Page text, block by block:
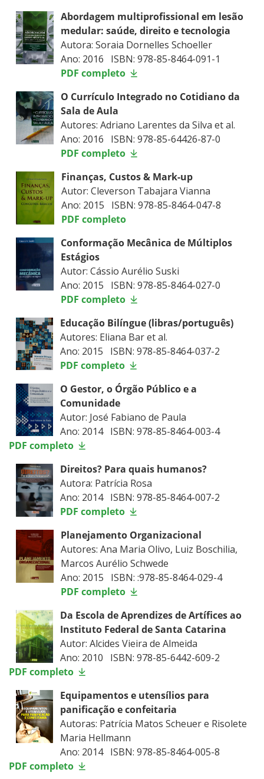
Abordagem multiprofissional em lesão
medular: saúde, direito e tecnologia
Autora: Soraia Dornelles Schoeller
Ano: 2016 ISBN: 978-85-8464-091-1
PDF completo
O Currículo Integrado no Cotidiano da
Sala de Aula
Autores: Adriano Larentes da Silva et al.
Ano: 2016 ISBN: 978-85-64426-87-0
PDF completo
Finanças, Custos & Mark-up
Autor: Cleverson Tabajara Vianna
Ano: 2015 ISBN: 978-85-8464-047-8
PDF completo
Conformação Mecânica de Múltiplos
Estágios
Autor: Cássio Aurélio Suski
Ano: 2015 ISBN: 978-85-8464-027-0
PDF completo
Educação Bilíngue (libras/português)
Autores: Eliana Bar et al.
Ano: 2015 ISBN: 978-85-8464-037-2
PDF completo
O Gestor, o Órgão Público e a
Comunidade
Autor: José Fabiano de Paula
Ano: 2014 ISBN: 978-85-8464-003-4
PDF completo
Direitos? Para quais humanos?
Autora: Patrícia Rosa
Ano: 2014 ISBN: 978-85-8464-007-2
PDF completo
Planejamento Organizacional
Autores: Ana Maria Olivo, Luiz Boschilia,
Marcos Aurélio Schwede
Ano: 2015 ISBN: :978-85-8464-029-4
PDF completo
Da Escola de Aprendizes de Artífices ao
Instituto Federal de Santa Catarina
Autor: Alcides Vieira de Almeida
Ano: 2010 ISBN: 978-85-6442-609-2
PDF completo
Equipamentos e utensílios para
panificação e confeitaria
Autoras: Patrícia Matos Scheuer e Risolete
Maria Hellmann
Ano: 2014 ISBN: 978-85-8464-005-8
PDF completo